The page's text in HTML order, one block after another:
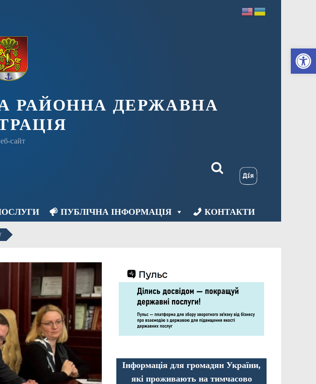
РАЙОННА ДЕРЖАВНА
сайт
ПУБЛІЧНА ІНФОРМАЦІЯ КОНТАКТИ
Інформація для громадян України,
які проживають на тимчасово